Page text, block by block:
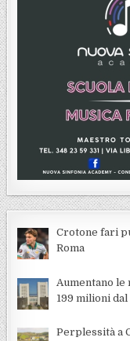
Crotone fari
Roma
Aumentano
199 milioni
Perplessità a